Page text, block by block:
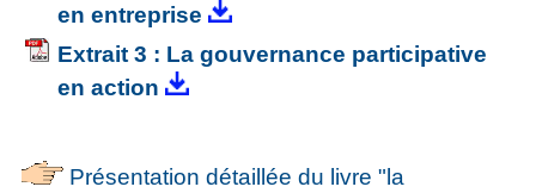
en entreprise
Extrait 3 : La gouvernance participative
en action
Présentation détaillée du livre "la